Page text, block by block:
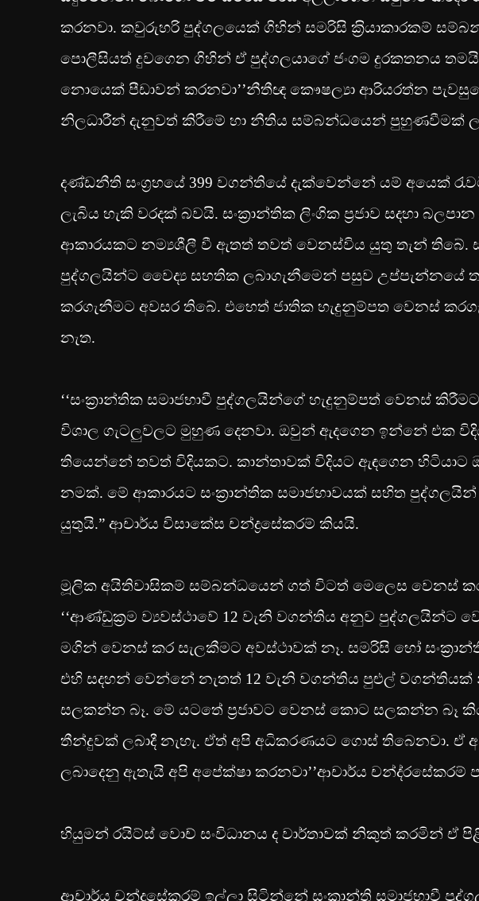
කරනවා. කවුරුහරි පුද්ගලයෙක් ගිහින් සමරිසි ක‍්‍රියාකාරකම්
පොලීසියත් දුවගෙන ගිහින් ඒ පුද්ගලයාගේ ජංගම දුරකතනය
නොයෙක් පීඩාවන් කරනවා’’නීතීඥ කෞෂල්‍යා ආරියරත්න
නිලධාරීන් දැනුවත් කිරීමේ හා නීතිය සම්බන්ධයෙන් පුහුණවීමක්
දණ්ඩනීති සංග‍්‍රහයේ 399 වගන්තියේ දැක්වෙන්නේ යම් අයෙක්
ලැබිය හැකි වරදක් බවයි. සංක‍්‍රාන්තික ලිංගික ප‍්‍රජාව සදහා
ආකාරයකට නම්‍යශීලී වී ඇතත් තවත් වෙනස්විය යුතු තැන් තිබේ.
පුද්ගලයින්ට වෛද්‍ය සහතික ලබාගැනීමෙන් පසුව උප්පැන්නයේ
කරගැනීමට අවසර තිබේ. එහෙත් ජාතික හැදුනුම්පත වෙනස්
නැත.
‘‘සංක‍්‍රාන්තික සමාජභාවී පුද්ගලයින්ගේ හැදුනුම්පත් වෙනස්
විශාල ගැටලුවලට මුහුණ දෙනවා. ඔවුන් ඇදගෙන ඉන්නේ එක
තියෙන්නේ තවත් විදියකට. කාන්තාවක් විදියට ඇඳගෙන
නමක්. මේ ආකාරයට සංක‍්‍රාන්තික සමාජභාවයක් සහිත
යුතුයි.” ආචාර්ය විසාකේස චන්ද්‍රසේකරම් කියයි.
මූලික අයිතිවාසිකම් සම්බන්ධයෙන් ගත් විටත් මෙලෙස වෙනස්
‘‘ආණ්ඩුක‍්‍රම ව්‍යවස්ථාවේ 12 වැනි වගන්තිය අනුව පුද්ගලයින්ට
මගින් වෙනස් කර සැලකීමට අවස්ථාවක් නෑ. සමරිසි හෝ
එහි සදහන් වෙන්නේ නැතත් 12 වැනි වගන්තිය පුළුල්
සලකන්න බෑ. මේ යටතේ ප‍්‍රජාවට වෙනස් කොට සලකන්න බෑ
තීන්දුවක් ලබාදී නැහැ. ඒත් අපි අධිකරණයට ගොස් තිබෙනවා.
ලබාදෙනු ඇතැයි අපි අපේක්ෂා කරනවා’’ආචාර්ය චන්ද‍්‍රසේකරම්
හියුමන් රයිට්ස් වොච් සංවිධානය ද වාර්තාවක් නිකුත් කරමින් ඒ
ආචාර්ය චන්ද්‍රසේකරම් ඉල්ලා සිටින්නේ සංක‍්‍රාන්ති සමාජභාවී